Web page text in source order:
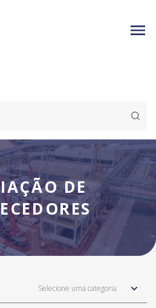
DE
Selecione uma categoria